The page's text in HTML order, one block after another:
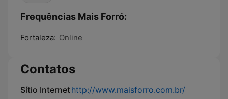
Frequências Mais Forró:
Fortaleza: Online
Contatos
Sítio Internethttp://www.maisforro.com.br/